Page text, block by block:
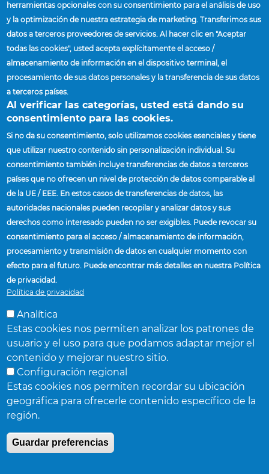
los asociados actúan conforme al Código de
Conducta y deben informar acerca de
violaciones al Código de Conducta conocidas o
sospechadas.
VER CÓDIGO DE CONDUCTA
Sobrescribir
enlaces
de
ayuda
a
la
navegación
Inicio Acerca De Accuride
Política De Manejo
Empresarial
PROVEEDORES
INSTALACIONES Y PLANTAS
ENCONTRAR UN REPRESENTANTE DE VENTAS
Accuride Corporation, 38777 Six Mile Road,
Michigan 48152
© Accuride Corporation.Todos los derechos reservados.
Términos de privacidad.
herramientas opcionales con su consentimiento para el análisis de uso
y la optimización de nuestra estrategia de marketing. Transferimos sus
datos a terceros proveedores de servicios. Al hacer clic en "Aceptar
todas las cookies", usted acepta explícitamente el acceso /
almacenamiento de información en el dispositivo terminal, el
procesamiento de sus datos personales y la transferencia de sus datos
a terceros países.
Al verificar las categorías, usted está dando su
consentimiento para las cookies.
Si no da su consentimiento, solo utilizamos cookies esenciales y tiene
que utilizar nuestro contenido sin personalización individual. Su
consentimiento también incluye transferencias de datos a terceros
países que no ofrecen un nivel de protección de datos comparable al
de la UE / EEE. En estos casos de transferencias de datos, las
autoridades nacionales pueden recopilar y analizar datos y sus
derechos como interesado pueden no ser exigibles. Puede revocar su
consentimiento para el acceso / almacenamiento de información,
procesamiento y transmisión de datos en cualquier momento con
efecto para el futuro. Puede encontrar más detalles en nuestra Política
de privacidad.
Política de privacidad
Analítica
Estas cookies nos permiten analizar los patrones de
usuario y el uso para que podamos adaptar mejor el
contenido y mejorar nuestro sitio.
Configuración regional
Estas cookies nos permiten recordar su ubicación
geográfica para ofrecerle contenido específico de la
región.
Guardar preferencias